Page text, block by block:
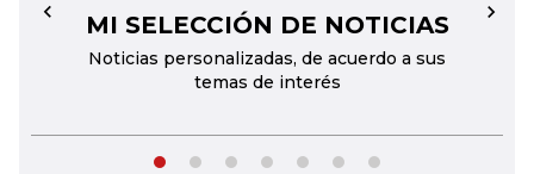
MI SELECCIÓN DE NOTICIAS
Noticias personalizadas, de acuerdo a sus
temas de interés
← →